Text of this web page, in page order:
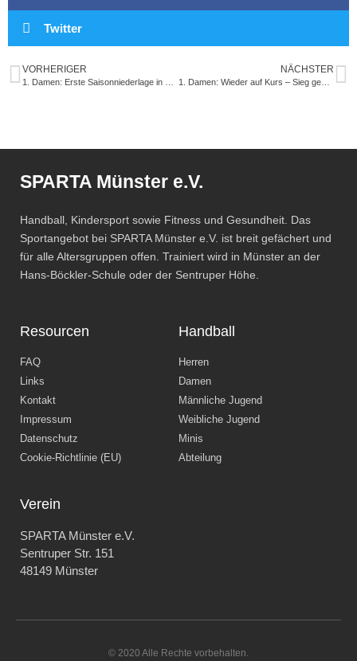
SPO-MO I
Fitness und Gesundheit
Männer Ballsport
Kontakt
Twitter
VORHERIGER NÄCHSTER
1. Damen: Wieder auf Kurs – Sieg gegen SG Ibbenbüren 2
SPARTA Münster e.V.
Handball, Kindersport sowie Fitness und Gesundheit. Das
Sportangebot bei SPARTA Münster e.V. ist breit gefächert und
für alle Altersgruppen offen. Trainiert wird in Münster an der
Hans-Böckler-Schule oder der Sentruper Höhe.
Resourcen
FAQ
Links
Kontakt
Impressum
Datenschutz
Cookie-Richtlinie (EU)
Handball
Herren
Damen
Männliche Jugend
Weibliche Jugend
Minis
Abteilung
Verein
SPARTA Münster e.V.
Sentruper Str. 151
48149 Münster
© 2020 Alle Rechte vorbehalten.